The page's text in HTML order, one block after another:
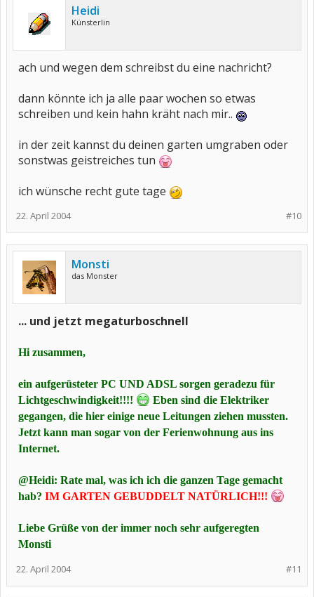
Heidi
Künsterlin
ach und wegen dem schreibst du eine nachricht?
dann könnte ich ja alle paar wochen so etwas
schreiben und kein hahn kräht nach mir..
in der zeit kannst du deinen garten umgraben oder
sonstwas geistreiches tun
ich wünsche recht gute tage
#10
22. April 2004
Monsti
das Monster
... und jetzt megaturboschnell
Hi zusammen,
ein aufgerüsteter PC UND ADSL sorgen geradezu für
Lichtgeschwindigkeit!!!!
Eben sind die Elektriker
gegangen, die hier einige neue Leitungen ziehen mussten.
Jetzt kann man sogar von der Ferienwohnung aus ins
Internet.
@Heidi: Rate mal, was ich ich die ganzen Tage gemacht
hab? IM GARTEN GEBUDDELT NATÜRLICH!!!
Liebe Grüße von der immer noch sehr aufgeregten
Monsti
#11
22. April 2004